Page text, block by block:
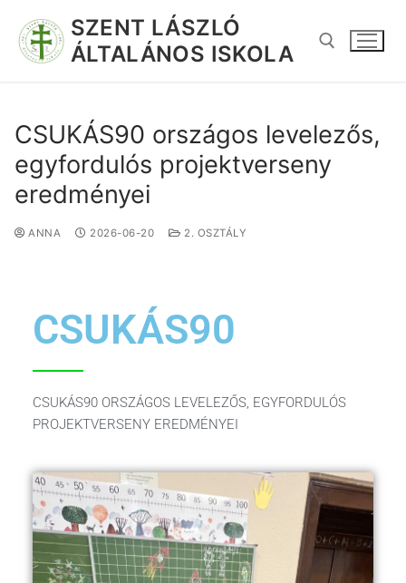
SZENT LÁSZLÓ
ÁLTALÁNOS ISKOLA
CSUKÁS90 országos levelezős,
egyfordulós projektverseny
eredményei
ANNA 2026-06-20 2. OSZTÁLY
CSUKÁS90
CSUKÁS90 ORSZÁGOS LEVELEZŐS, EGYFORDULÓS
PROJEKTVERSENY EREDMÉNYEI